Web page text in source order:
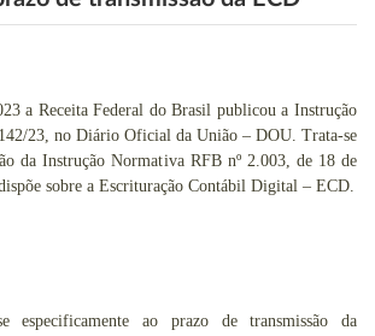
a Receita Federal do Brasil publicou a Instrução
23, no Diário Oficial da União – DOU. Trata-se
da Instrução Normativa RFB nº 2.003, de 18 de
sobre a Escrituração Contábil Digital – ECD.
especificamente ao prazo de transmissão da